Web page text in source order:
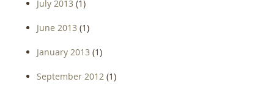
July 2013 (1)
June 2013 (1)
January 2013 (1)
September 2012 (1)